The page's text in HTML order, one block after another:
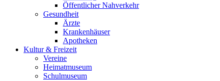
Öffentlicher Nahverkehr
Gesundheit
Ärzte
Krankenhäuser
Apotheken
Kultur & Freizeit
Vereine
Heimatmuseum
Schulmuseum